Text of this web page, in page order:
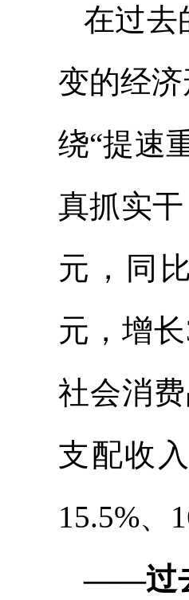
在过去
变的经
绕“提速
真抓实
元，同
元，增
社会消
支配收
15.5%、
——过